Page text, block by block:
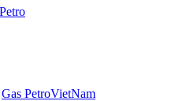
Gas PetroVietNam